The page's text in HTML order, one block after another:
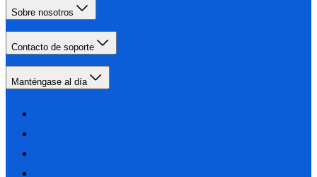
Sobre nosotros
Contacto de soporte
Manténgase al día